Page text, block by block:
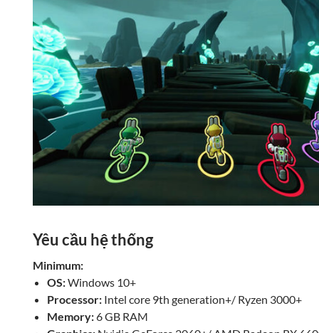
Yêu cầu hệ thống
Minimum:
OS:Windows 10+
Processor: Intel core 9th generation+/ Ryzen 3000+
Memory:6 GB RAM